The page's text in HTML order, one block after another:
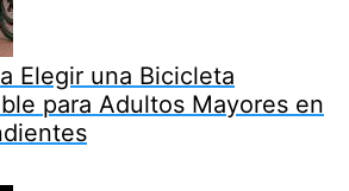
Elegir una Bicicleta
para Adultos Mayores en